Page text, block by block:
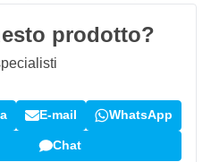
prodotto?
E-mail WhatsApp
Chat